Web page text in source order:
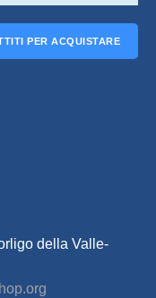
PER ACQUISTARE
della Valle-